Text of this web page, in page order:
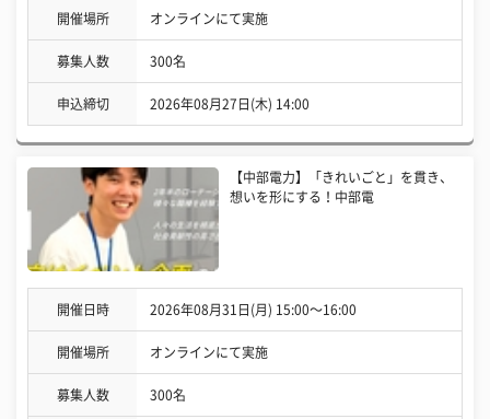
開催場所 オンラインにて実施
募集人数 300名
申込締切 2026年08月27日(木) 14:00
【中部電力】「きれいごと」を貫き、
想いを形にする！中部電
開催日時 2026年08月31日(月) 15:00〜16:00
開催場所 オンラインにて実施
募集人数 300名